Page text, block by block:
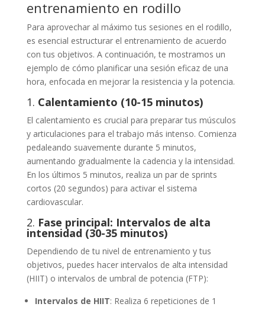
entrenamiento en rodillo
Para aprovechar al máximo tus sesiones en el rodillo,
es esencial estructurar el entrenamiento de acuerdo
con tus objetivos. A continuación, te mostramos un
ejemplo de cómo planificar una sesión eficaz de una
hora, enfocada en mejorar la resistencia y la potencia.
1. Calentamiento (10-15 minutos)
El calentamiento es crucial para preparar tus músculos
y articulaciones para el trabajo más intenso. Comienza
pedaleando suavemente durante 5 minutos,
aumentando gradualmente la cadencia y la intensidad.
En los últimos 5 minutos, realiza un par de sprints
cortos (20 segundos) para activar el sistema
cardiovascular.
2. Fase principal: Intervalos de alta
intensidad (30-35 minutos)
Dependiendo de tu nivel de entrenamiento y tus
objetivos, puedes hacer intervalos de alta intensidad
(HIIT) o intervalos de umbral de potencia (FTP):
Intervalos de HIIT: Realiza 6 repeticiones de 1